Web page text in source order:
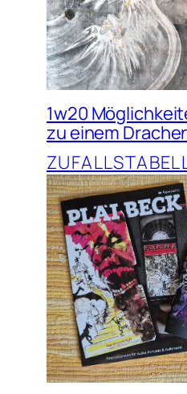
1w20
zu einem